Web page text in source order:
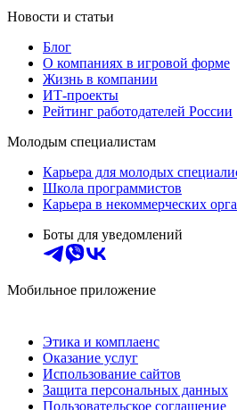
Новости и статьи
Блог
О компаниях в игровой форме
Жизнь в компании
ИТ-проекты
Рейтинг работодателей России
Молодым специалистам
Карьера для молодых
Школа программистов
Карьера в некоммерческих
Боты для уведомлений
Мобильное приложение
Этика и комплаенс
Оказание услуг
Использование сайтов
Защита персональных данных
Пользовательское соглашение